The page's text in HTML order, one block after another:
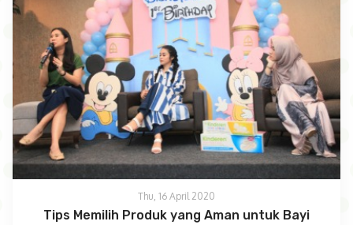
Thu, 16 April 2020
Tips Memilih Produk yang Aman untuk Bayi